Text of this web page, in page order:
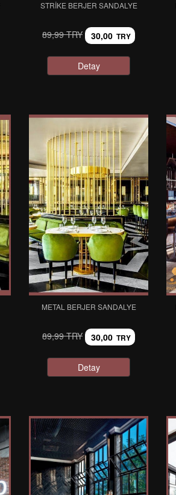
STRIKE BERJER SANDALYE
89,99 TRY 30,00 TRY
Detay
METAL BERJER SANDALYE
89,99 TRY 30,00 TRY
Detay